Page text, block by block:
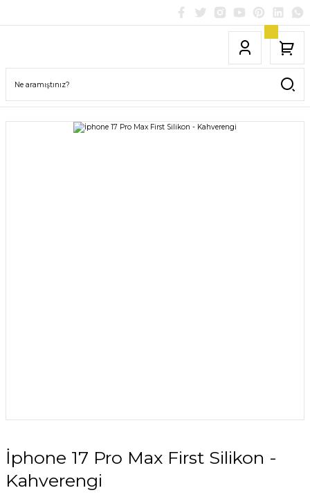
İphone 17 Pro Max First Silikon -
Kahverengi